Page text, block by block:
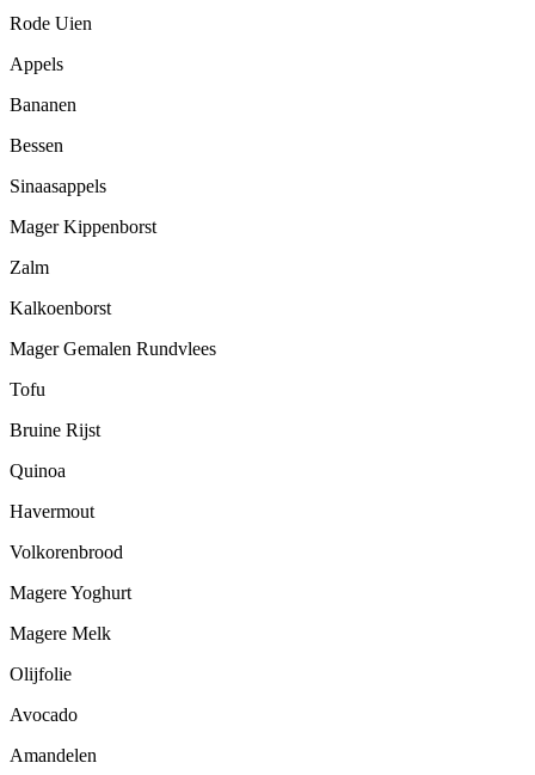
Rode Uien
Appels
Bananen
Bessen
Sinaasappels
Mager Kippenborst
Zalm
Kalkoenborst
Mager Gemalen Rundvlees
Tofu
Bruine Rijst
Quinoa
Havermout
Volkorenbrood
Magere Yoghurt
Magere Melk
Olijfolie
Avocado
Amandelen